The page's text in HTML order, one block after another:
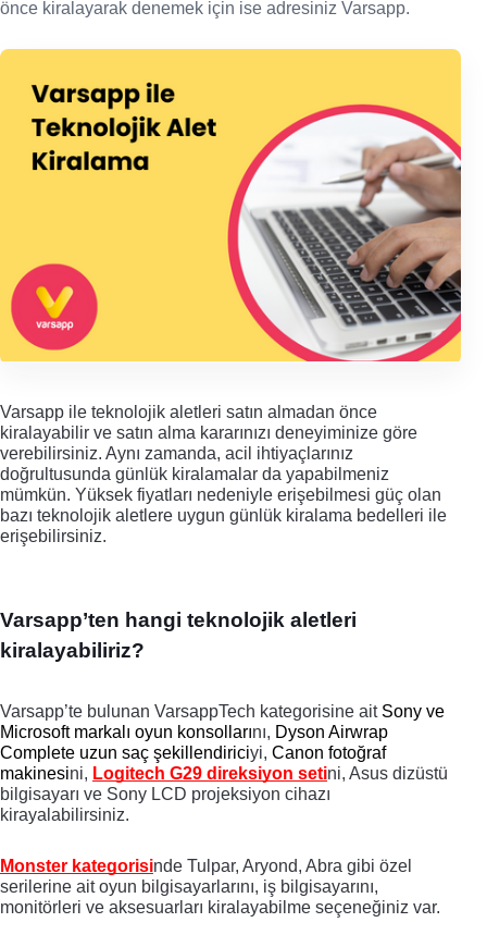
önce kiralayarak denemek için ise adresiniz Varsapp.
Varsapp ile teknolojik aletleri satın almadan önce
kiralayabilir ve satın alma kararınızı deneyiminize göre
verebilirsiniz. Aynı zamanda, acil ihtiyaçlarınız
doğrultusunda günlük kiralamalar da yapabilmeniz
mümkün. Yüksek fiyatları nedeniyle erişebilmesi güç olan
bazı teknolojik aletlere uygun günlük kiralama bedelleri ile
erişebilirsiniz.
Varsapp’ten hangi teknolojik aletleri
kiralayabiliriz?
Varsapp’te bulunan VarsappTech kategorisine ait Sony ve
Microsoft markalı oyun konsollarını, Dyson Airwrap
Complete uzun saç şekillendiriciyi, Canon fotoğraf
makinesini, Logitech G29 direksiyon setini, Asus dizüstü
bilgisayarı ve Sony LCD projeksiyon cihazı
kirayalabilirsiniz.
Monster kategorisinde Tulpar, Aryond, Abra gibi özel
serilerine ait oyun bilgisayarlarını, iş bilgisayarını,
monitörleri ve aksesuarları kiralayabilme seçeneğiniz var.